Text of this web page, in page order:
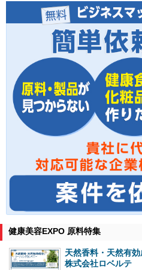
健康美容EXPO 原料特集
天然香料・天然有
株式会社ロベルテ